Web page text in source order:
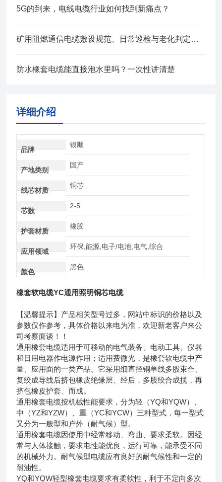
5G的到来，电线电缆行业如何找到新痛点？
矿用阻燃通信电缆敷设规范、日常巡检与老化判定方法
防水橡套电缆能直接泡水里吗？一次性讲清楚
详细介绍
品牌
银顺
产地类别
国产
线芯材质
铜芯
芯数
2-5
护套材质
橡胶
应用领域
环保,能源,电子/电池,电气,综合
颜色
黑色
橡套软电缆YC通用照明铜芯电缆
【温馨提示】产品相关型号过多，网站中标识的价格以及
参数仅作参考，具体价格以来电为准，欢迎新老客户来公
司考察面谈！！
通用橡套电缆适用于可移动的电气装备、电动工具、仪器
和日用电器作电源作用；适用费微光，是橡套软电缆中产
量、应用面的一类产品。它采用细直径铜单线多股束合、
复绞成导线后挤包橡皮绝缘层、经后，多股绞合成揽，再
挤包橡皮护套、而成。
通用橡套电缆按机械性能要求，分为轻（YQ和YQW）、
中（YZ和YZW）、重（YC和YCW）三种型式，每一型式
又分为一般型和户外（耐气候）型。
通用橡套电缆因使用中经常移动、弯曲、要求柔软。因经
常与人体接触，要求电性能优良，运行可靠，能承受不同
的机械外力。耐气候型电缆应有良好的耐气候性和一定的
耐油性。
YQ和YQW轻型橡套电缆要求有柔软性，利于不定向多次